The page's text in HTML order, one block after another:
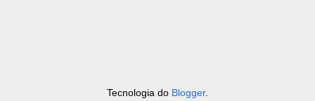
Tecnologia do Blogger.